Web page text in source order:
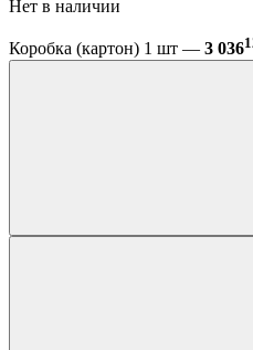
Нет в наличии
Коробка (картон) 1 шт — 3 036